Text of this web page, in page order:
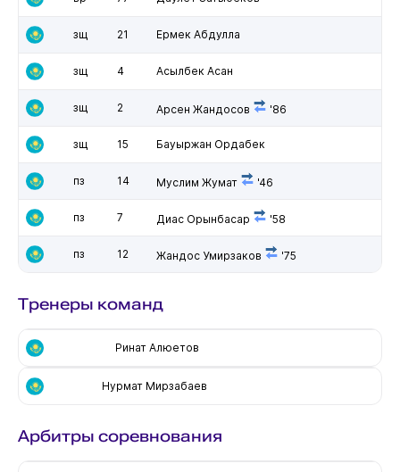
зщ 21 Ермек Абдулла
зщ 4 Асылбек Асан
зщ 2 Арсен Жандосов '86
зщ 15 Бауыржан Ордабек
пз 14 Муслим Жумат '46
пз 7 Диас Орынбасар '58
пз 12 Жандос Умирзаков '75
Тренеры команд
Ринат Алюетов
Нурмат Мирзабаев
Арбитры соревнования